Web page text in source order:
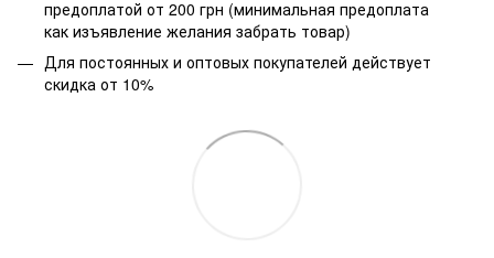
предоплатой от 200 грн (минимальная предоплата
как изъявление желания забрать товар)
Для постоянных и оптовых покупателей действует
скидка от 10%